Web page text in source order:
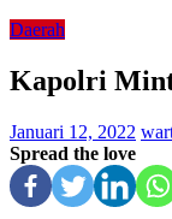
Daerah
Kapolri
Januari 12, 2022
Spread the love